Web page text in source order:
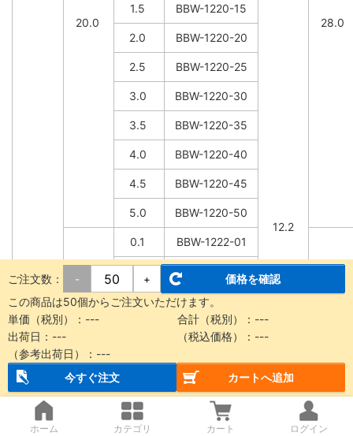
12.2
20.0
12.2
28.0
1.5 BBW-1220-15
2.0 BBW-1220-20
2.5 BBW-1220-25
3.0 BBW-1220-30
3.5 BBW-1220-35
4.0 BBW-1220-40
4.5 BBW-1220-45
5.0 BBW-1220-50
0.1 BBW-1222-01
30.0
BBW-1222-02
0.3 BBW-1222-03
BBW-1222-05
BBW-1222-10
1.5 BBW-1222-15
ご注文数： - +
価格を確認
この商品は50個からご注文いただけます。
単価（税別）： --- 合計（税別）： ---
出荷日： --- （税込価格）： ---
（参考出荷日）： ---
今すぐ注文
カートへ追加
ホーム カテゴリ カート ログイン